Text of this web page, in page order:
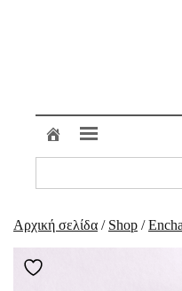
Search
Αρχική σελίδα / Shop /